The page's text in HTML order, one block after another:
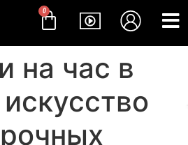
0
на час в